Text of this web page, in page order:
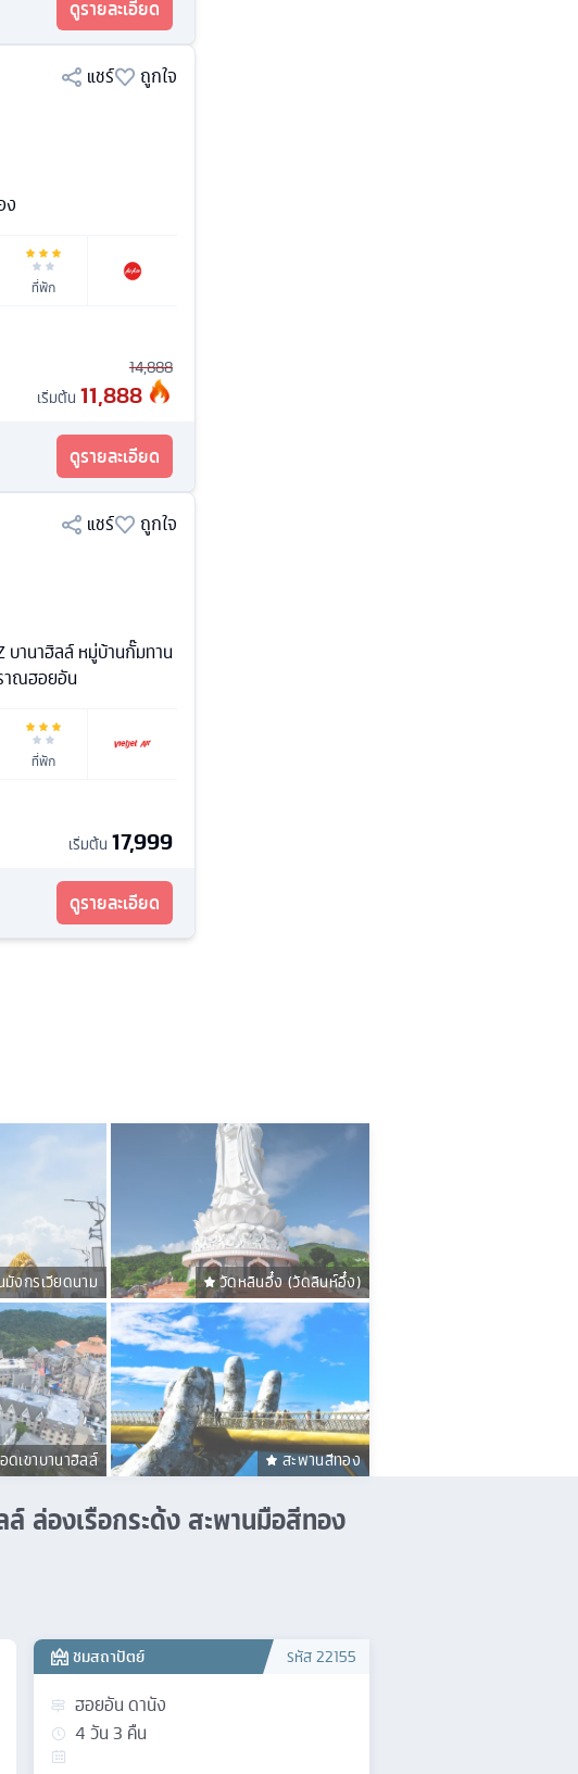
ดูรายละเอียด
แชร์
ถูกใจ
ง
ที่พัก
14,888
เริ่มต้น 11,888
ดูรายละเอียด
แชร์
ถูกใจ
บานาฮิลล์ หมู่บ้านกั๊มทาน
าณฮอยอัน
ที่พัก
เริ่มต้น 17,999
ดูรายละเอียด
มังกรเวียดนาม วัดหลินอึ๋ง (วัดลินห์อึ๋ง)
ดเขาบานาฮิลล์ สะพานสีทอง
ล่องเรือกระด้ง สะพานมือสีทอง
ชมสถาปัตย์ รหัส22155
ฮอยอัน ดานัง
4วัน3 คืน